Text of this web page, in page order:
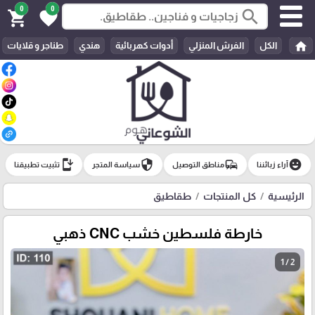
search
0
favorite
0
shopping_cart
home الكل الفرش المنزلي أدوات كهربائية هندي طناجر و قلايات
emoji_emotionsآراء زبائننا commuteمناطق التوصيل securityسياسة المتجر install_mobile تثبيت تطبيقنا
الرئيسية كل المنتجات طقاطيق
خارطة فلسطين خشب CNC ذهبي
1 / 2